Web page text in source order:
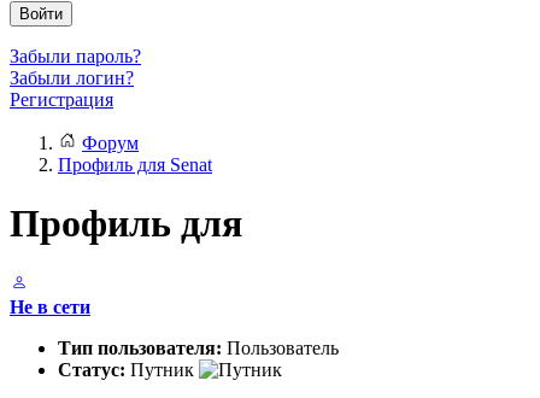
Войти
Забыли пароль?
Забыли логин?
Регистрация
Форум
Профиль для Senat
Профиль для
Не в сети
Тип пользователя: Пользователь
Статус: Путник